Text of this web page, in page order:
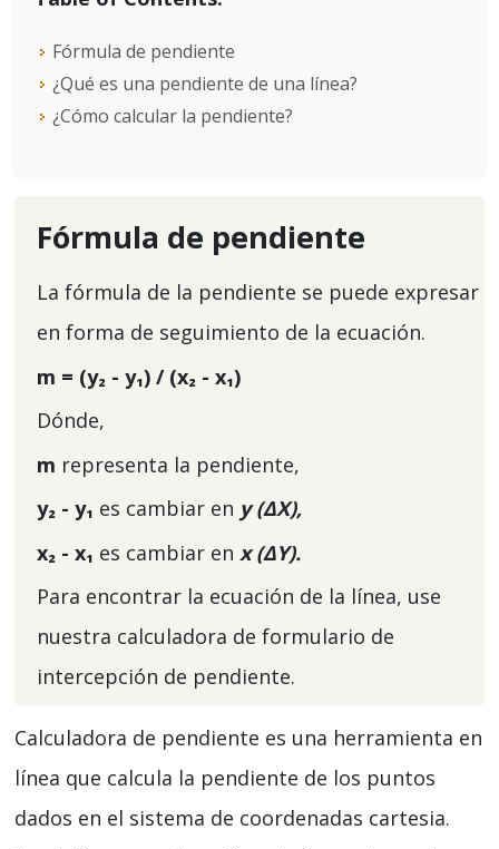
Fórmula de pendiente
¿Qué es una pendiente de una línea?
¿Cómo calcular la pendiente?
Fórmula de pendiente
La fórmula de la pendiente se puede expresar
en forma de seguimiento de la ecuación.
m = (y₂ - y₁) / (x₂ - x₁)
Dónde,
m representa la pendiente,
y₂ - y₁ es cambiar en y (ΔX),
x₂ - x₁ es cambiar en x (ΔY).
Para encontrar la ecuación de la línea, use
nuestra calculadora de formulario de
intercepción de pendiente.
Calculadora de pendiente es una herramienta en
línea que calcula la pendiente de los puntos
dados en el sistema de coordenadas cartesia.